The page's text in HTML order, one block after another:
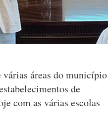
várias áreas do município
de
com as várias escolas